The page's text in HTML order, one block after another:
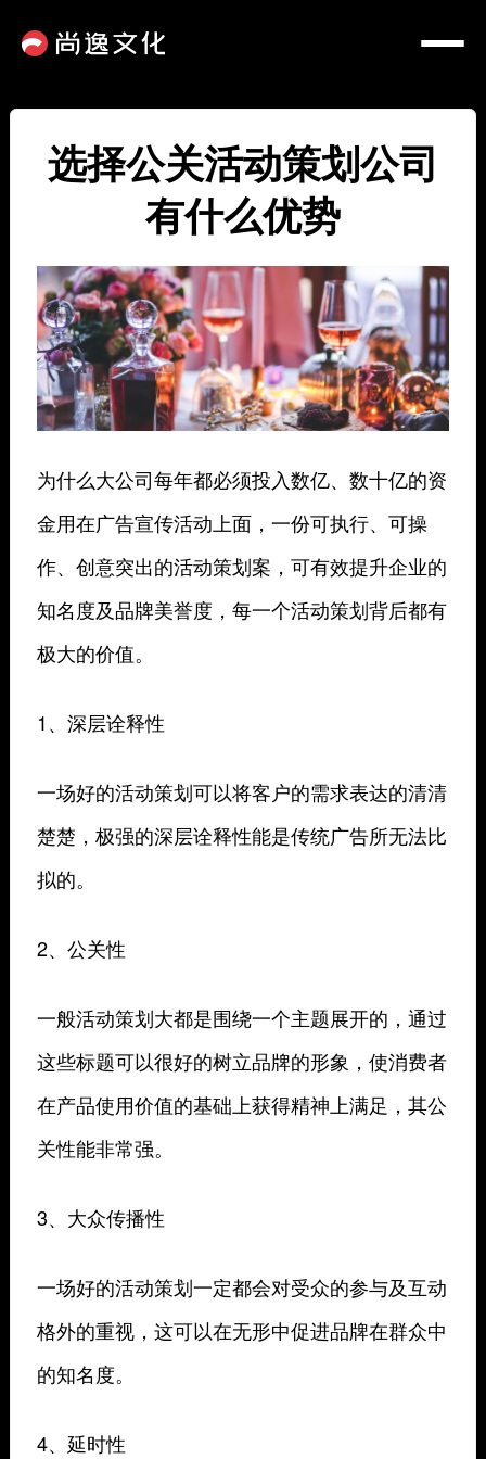
选择公关活动策划公司
有什么优势
为什么大公司每年都必须投入数亿、数十亿的资
金用在广告宣传活动上面，一份可执行、可操
作、创意突出的活动策划案，可有效提升企业的
知名度及品牌美誉度，每一个活动策划背后都有
极大的价值。
1、深层诠释性
一场好的活动策划可以将客户的需求表达的清清
楚楚，极强的深层诠释性能是传统广告所无法比
拟的。
2、公关性
一般活动策划大都是围绕一个主题展开的，通过
这些标题可以很好的树立品牌的形象，使消费者
在产品使用价值的基础上获得精神上满足，其公
关性能非常强。
3、大众传播性
一场好的活动策划一定都会对受众的参与及互动
格外的重视，这可以在无形中促进品牌在群众中
的知名度。
4、延时性